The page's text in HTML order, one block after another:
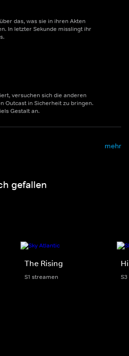
das, was sie in ihren Akten
In letzter Sekunde misslingt ihr
versuchen sich die anderen
Outcast in Sicherheit zu bringen.
Gestalt an.
mehr
gefallen
The Rising
S1 streamen